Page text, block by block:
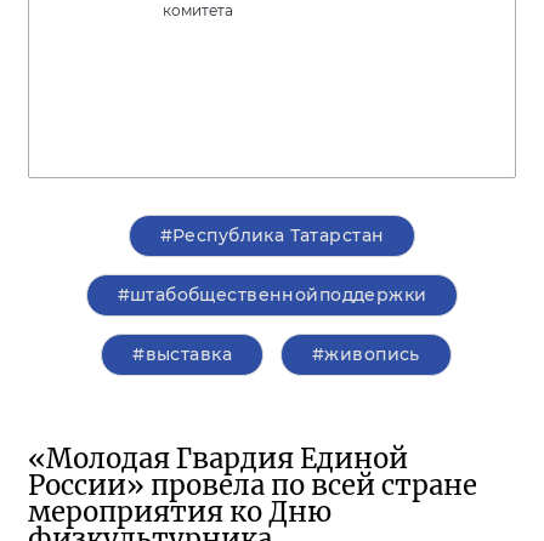
комитета
#Республика Татарстан
#штабобщественнойподдержки
#выставка #живопись
«Молодая Гвардия Единой
России» провела по всей стране
мероприятия ко Дню